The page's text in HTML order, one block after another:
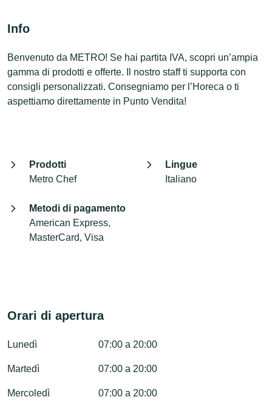
Info
Benvenuto da METRO! Se hai partita IVA, scopri un’ampia
gamma di prodotti e offerte. Il nostro staff ti supporta con
consigli personalizzati. Consegniamo per l’Horeca o ti
aspettiamo direttamente in Punto Vendita!
Prodotti
Metro Chef
Lingue
Italiano
Metodi di pagamento
American Express,
MasterCard, Visa
Orari di apertura
Lunedì 07:00 a 20:00
Martedì 07:00 a 20:00
Mercoledì 07:00 a 20:00